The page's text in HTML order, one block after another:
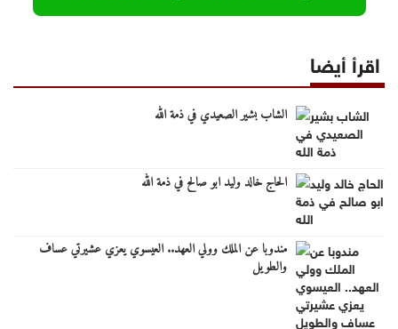
اقرأ أيضا
الشاب بشير الصعيدي في ذمة الله
الحاج خالد وليد ابو صالح في ذمة الله
مندوبا عن الملك وولي العهد.. العيسوي يعزي عشيرتي عساف
والطويل